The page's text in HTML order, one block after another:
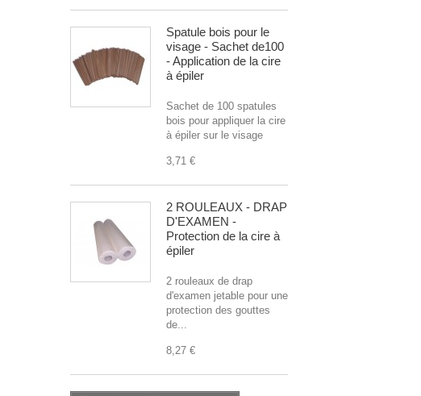
Spatule bois pour le
visage - Sachet de100
- Application de la cire
à épiler
Sachet de 100 spatules
bois pour appliquer la cire
à épiler sur le visage
3,71 €
2 ROULEAUX - DRAP
D'EXAMEN -
Protection de la cire à
épiler
2 rouleaux de drap
d'examen jetable pour une
protection des gouttes
de...
8,27 €